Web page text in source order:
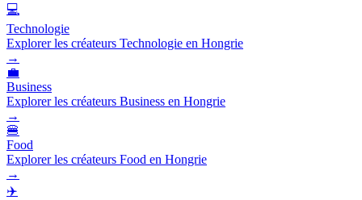
💻
Technologie
Explorer les créateurs Technologie en Hongrie
→
💼
Business
Explorer les créateurs Business en Hongrie
→
🍔
Food
Explorer les créateurs Food en Hongrie
→
✈️